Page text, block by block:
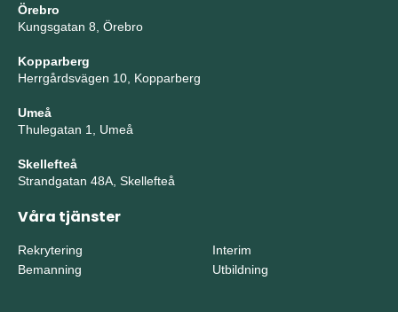
Örebro
Kungsgatan 8, Örebro
Kopparberg
Herrgårdsvägen 10, Kopparberg
Umeå
Thulegatan 1, Umeå
Skellefteå
Strandgatan 48A, Skellefteå
Våra tjänster
Rekrytering
Bemanning
Interim
Utbildning